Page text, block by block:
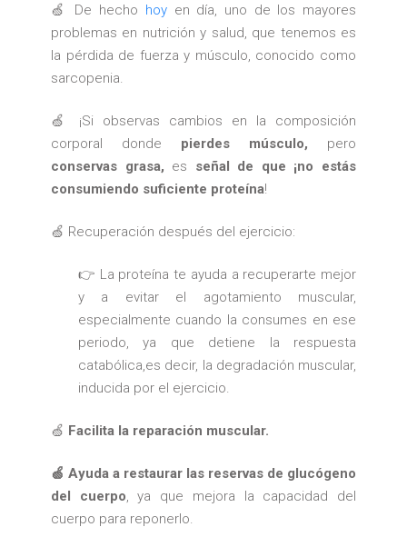
🍏 De hecho hoyen día, uno de los mayores
problemas en nutrición y salud, que tenemos es
la pérdida de fuerza y músculo, conocido como
sarcopenia.
🍏 ¡Si observas cambios en la composición
corporal donde pierdes músculo, pero
conservas grasa, es señal de que ¡no estás
consumiendo suficiente proteína!
🍏 Recuperación después del ejercicio:
👉 La proteína te ayuda a recuperarte mejor
y a evitar el agotamiento muscular,
especialmente cuando la consumes en ese
periodo, ya que detiene la respuesta
catabólica,es decir, la degradación muscular,
inducida por el ejercicio.
🍏 Facilita la reparación muscular.
🍏 Ayuda a restaurar las reservas de glucógeno
del cuerpo, ya que mejora la capacidad del
cuerpo para reponerlo.